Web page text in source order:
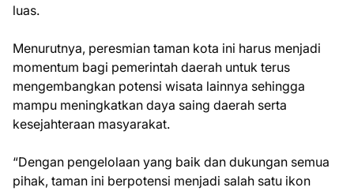
luas.
Menurutnya, peresmian taman kota ini harus menjadi
momentum bagi pemerintah daerah untuk terus
mengembangkan potensi wisata lainnya sehingga
mampu meningkatkan daya saing daerah serta
kesejahteraan masyarakat.
“Dengan pengelolaan yang baik dan dukungan semua
pihak, taman ini berpotensi menjadi salah satu ikon